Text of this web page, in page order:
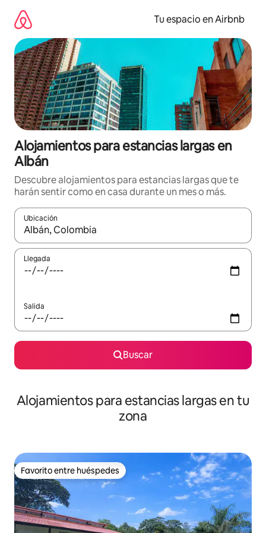
contenido
Tu espacio en Airbnb
Alojamientos para estancias largas en
Albán
Descubre alojamientos para estancias largas que te
harán sentir como en casa durante un mes o más.
Ubicación
Cuando los resultados estén disponibles, podrás navegar
Llegada
Salida
Buscar
Alojamientos para estancias largas en tu
zona
Favorito entre huéspedes
Favorito entre huéspedes